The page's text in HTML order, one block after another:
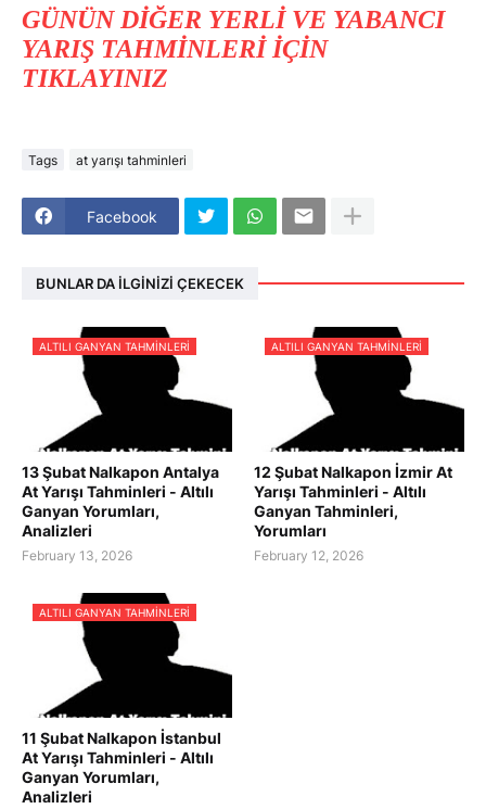
GÜNÜN DİĞER YERLİ VE YABANCI
YARIŞ TAHMİNLERİ İÇİN
TIKLAYINIZ
Tags at yarışı tahminleri
Facebook
BUNLAR DA İLGINIZI ÇEKECEK
ALTILI GANYAN TAHMINLERI
13 Şubat Nalkapon Antalya
At Yarışı Tahminleri - Altılı
Ganyan Yorumları,
Analizleri
February 13, 2026
ALTILI GANYAN TAHMINLERI
12 Şubat Nalkapon İzmir At
Yarışı Tahminleri - Altılı
Ganyan Tahminleri,
Yorumları
February 12, 2026
ALTILI GANYAN TAHMINLERI
11 Şubat Nalkapon İstanbul
At Yarışı Tahminleri - Altılı
Ganyan Yorumları,
Analizleri